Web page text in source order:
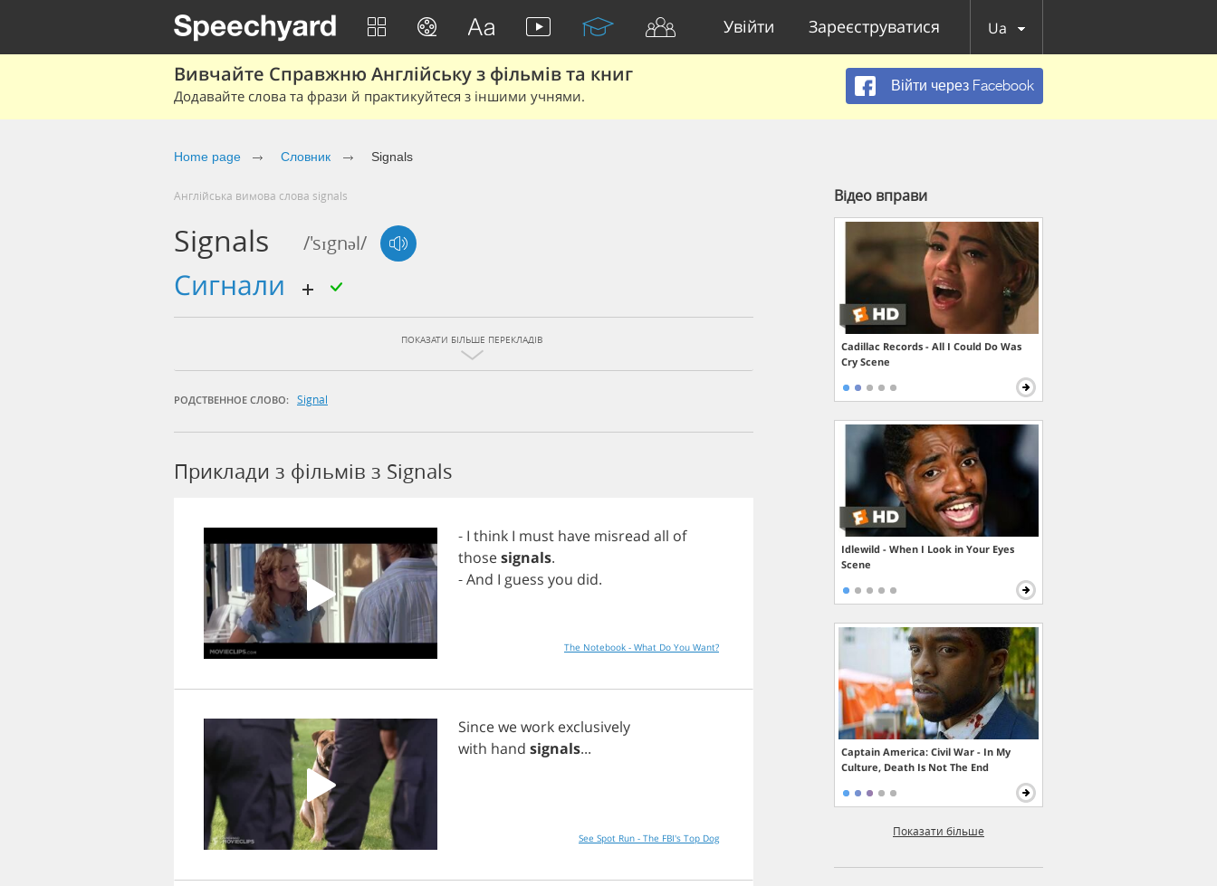
Увійти Зареєструватися Ua
Вивчайте Справжню Англійську з фільмів та книг
Додавайте слова та фрази й практикуйтеся з іншими учнями.
Війти через Facebook
Home page Cловник Signals
Англійська вимова слова signals
Signals /'sɪgnəl/
сигнали
ПОКАЗАТИ БІЛЬШЕ ПЕРЕКЛАДІВ
РОДСТВЕННОЕ СЛОВО: Signal
Приклади з фільмів з Signals
- I think I must have misread all of
thosesignals.
-And I guess you did.
The Notebook - What Do You Want?
Sincewework exclusively
with hand signals...
See Spot Run - The FBI's Top Dog
Відео вправи
Cadillac Records - All I Could Do Was
Cry Scene
Idlewild - When I Look in Your Eyes
Scene
Captain America: Civil War - In My
Culture, Death Is Not The End
Показати більше